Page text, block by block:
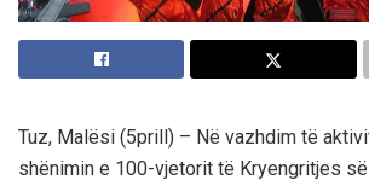
Tuz, Malësi (5prill) – Në vazhdim të
shënimin e 100-vjetorit të Kryengritjes